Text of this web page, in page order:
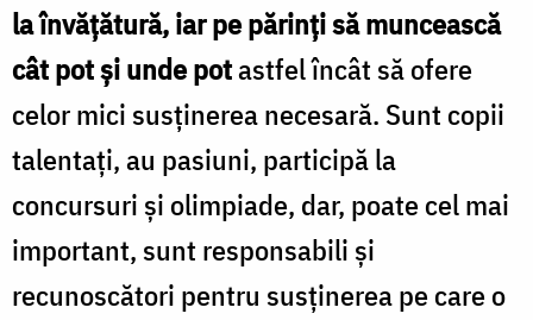
la învățătură, iar pe părinți să muncească
cât pot și unde potastfel încât să ofere
celor mici susținerea necesară. Sunt copii
talentați, au pasiuni, participă la
concursuri și olimpiade, dar, poate cel mai
important, sunt responsabili și
recunoscători pentru susținerea pe care o